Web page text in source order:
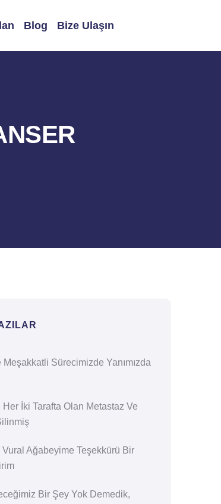
Blog Bize Ulaşın
Meşakkatli Sürecimizde Yanımızda
Her İki Tarafta Olan Metastaz Ve
Vural Ağabeyime Teşekkürü Bir
Bir Şey Yok Demedik,